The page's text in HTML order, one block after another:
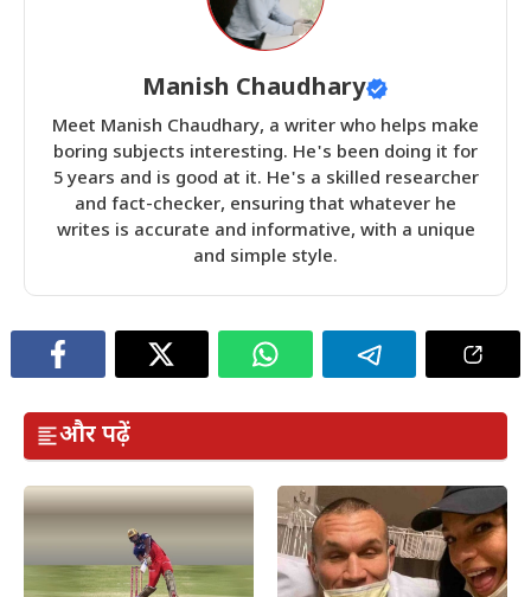
Manish Chaudhary
Meet Manish Chaudhary, a writer who helps make
boring subjects interesting. He's been doing it for
5 years and is good at it. He's a skilled researcher
and fact-checker, ensuring that whatever he
writes is accurate and informative, with a unique
and simple style.
और पढ़ें